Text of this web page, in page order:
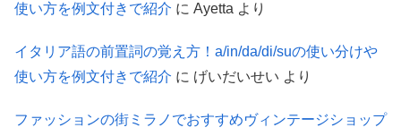
使い方を例文付きで紹介 に Ayetta より
イタリア語の前置詞の覚え方！a/in/da/di/suの使い分けや
使い方を例文付きで紹介 に げいだいせい より
ファッションの街ミラノでおすすめヴィンテージショップ